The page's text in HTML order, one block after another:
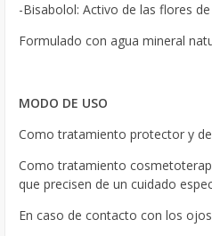
-Bisabolol: Activo de las flores
Formulado con agua mineral
MODO DE USO
Como tratamiento protector y
Como tratamiento
que precisen de un cuidado
En caso de contacto con los